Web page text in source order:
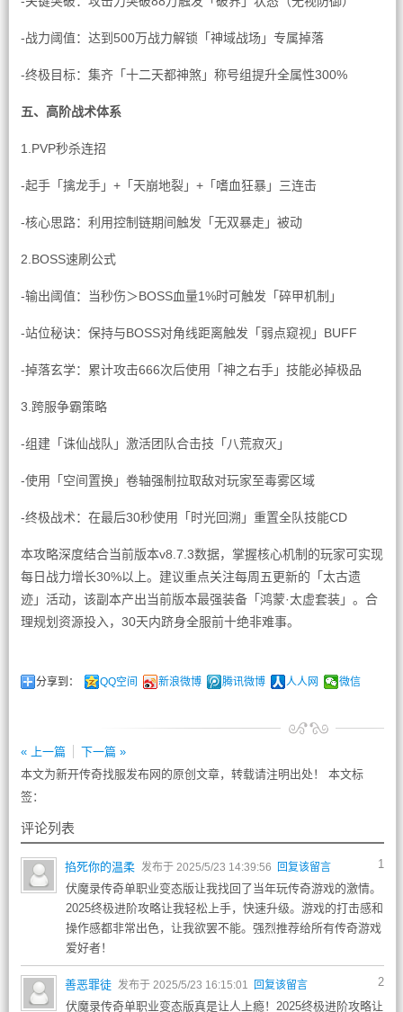
-战力阈值：达到500万战力解锁「神域战场」专属掉落
-终极目标：集齐「十二天都神煞」称号组提升全属性300%
五、高阶战术体系
1.PVP秒杀连招
-起手「擒龙手」+「天崩地裂」+「嗜血狂暴」三连击
-核心思路：利用控制链期间触发「无双暴走」被动
2.BOSS速刷公式
-输出阈值：当秒伤＞BOSS血量1%时可触发「碎甲机制」
-站位秘诀：保持与BOSS对角线距离触发「弱点窥视」BUFF
-掉落玄学：累计攻击666次后使用「神之右手」技能必掉极品
3.跨服争霸策略
-组建「诛仙战队」激活团队合击技「八荒寂灭」
-使用「空间置换」卷轴强制拉取敌对玩家至毒雾区域
-终极战术：在最后30秒使用「时光回溯」重置全队技能CD
本攻略深度结合当前版本v8.7.3数据，掌握核心机制的玩家可实现
每日战力增长30%以上。建议重点关注每周五更新的「太古遗
迹」活动，该副本产出当前版本最强装备「鸿蒙·太虚套装」。合
理规划资源投入，30天内跻身全服前十绝非难事。
分享到： QQ空间 新浪微博 腾讯微博 人人网 微信
« 上一篇
下一篇 »
本文为新开传奇找服发布网的原创文章，转载请注明出处！ 本文标
签：
评论列表
1
掐死你的温柔 发布于 2025/5/23 14:39:56 回复该留言
伏魔录传奇单职业变态版让我找回了当年玩传奇游戏的激情。
2025终极进阶攻略让我轻松上手，快速升级。游戏的打击感和
操作感都非常出色，让我欲罢不能。强烈推荐给所有传奇游戏
爱好者！
2
善恶罪徒 发布于 2025/5/23 16:15:01 回复该留言
伏魔录传奇单职业变态版真是让人上瘾！2025终极进阶攻略让